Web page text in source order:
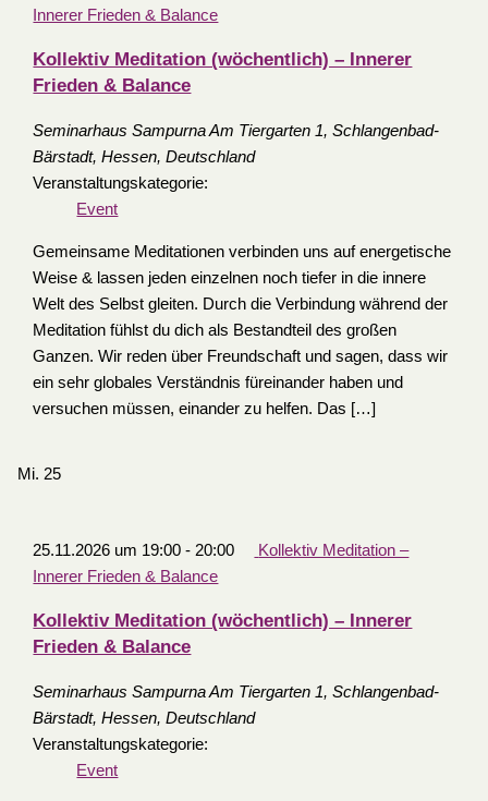
Innerer Frieden & Balance
Kollektiv Meditation (wöchentlich) – Innerer
Frieden & Balance
Seminarhaus SampurnaAm Tiergarten 1, Schlangenbad-
Bärstadt, Hessen, Deutschland
Veranstaltungskategorie:
Event
Gemeinsame Meditationen verbinden uns auf energetische
Weise & lassen jeden einzelnen noch tiefer in die innere
Welt des Selbst gleiten. Durch die Verbindung während der
Meditation fühlst du dich als Bestandteil des großen
Ganzen. Wir reden über Freundschaft und sagen, dass wir
ein sehr globales Verständnis füreinander haben und
versuchen müssen, einander zu helfen. Das […]
Mi. 25
25.11.2026 um 19:00 - 20:00
Kollektiv Meditation –
Innerer Frieden & Balance
Kollektiv Meditation (wöchentlich) – Innerer
Frieden & Balance
Seminarhaus SampurnaAm Tiergarten 1, Schlangenbad-
Bärstadt, Hessen, Deutschland
Veranstaltungskategorie:
Event